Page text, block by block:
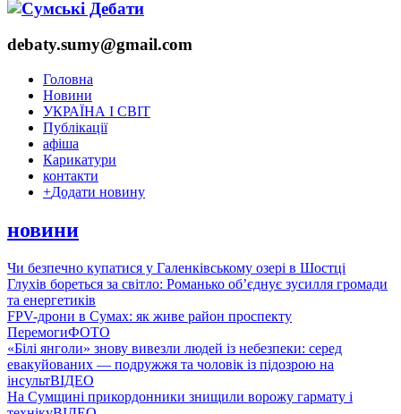
debaty.sumy@gmail.com
Головна
Новини
УКРАЇНА І СВІТ
Публікації
афіша
Карикатури
контакти
+Додати новину
новини
Чи безпечно купатися у Галенківському озері в Шостці
Глухів бореться за світло: Романько об’єднує зусилля громади
та енергетиків
FPV-дрони в Сумах: як живе район проспекту
ПеремогиФОТО
«Білі янголи» знову вивезли людей із небезпеки: серед
евакуйованих — подружжя та чоловік із підозрою на
інсультВІДЕО
На Сумщині прикордонники знищили ворожу гармату і